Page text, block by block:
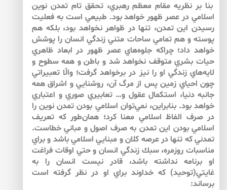
بنا بر نظريه مقام معظم رهبري، تحقق تام تمدن نوين
اسلامي در عصر ظهور خواهد بود. طبيعي است به فعليت
رسيدن اين تمدن، تنها در ظواهر نخواهد بود، بلكه هم
پوسته و هم تمامي ساحات متني زندگي انسان را پوشش
خواهد داد؛ چراكه جلوه‌‌هاي عصر ظهور در ابعاد ظاهري
حيات بشري متوقف نخواهد شد و باطن و همه سطوح و
لايه‌‌هاي زندگي او را نيز در برخواهد گرفت؛ والّا تعبيراتي
چون احياي زمين پس از مرگ آن، روشنايي و اشراق همه
جانبه دنيا، استكمال عقول و… تعابيري صوري و اعتباري
خواهد بود. بنابراين، نمي‌‌توان اسلامي بودن تمدن نوين را
در صرف الفاظ اسلامي معنا كرد؛ همان‌طور كه تعريف
اسلامي بودن اين تمدن به صرف اصول و مباني خطاست.
تمدني كه تنها در عرصه كلان و مبنايي اسلامي باشد و براي
مناسبات روزمره، سبك زندگي انسان و حتي اوقات فراغت
او برنامه نداشته باشد، قادر نيست انسان را به
غايتي(توحيد) كه خداوند براي او در نظر گرفته است
برساند: